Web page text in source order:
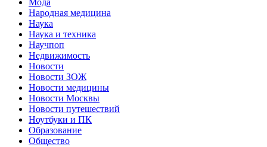
Мода
Народная медицина
Наука
Наука и техника
Научпоп
Недвижимость
Новости
Новости ЗОЖ
Новости медицины
Новости Москвы
Новости путешествий
Ноутбуки и ПК
Образование
Общество